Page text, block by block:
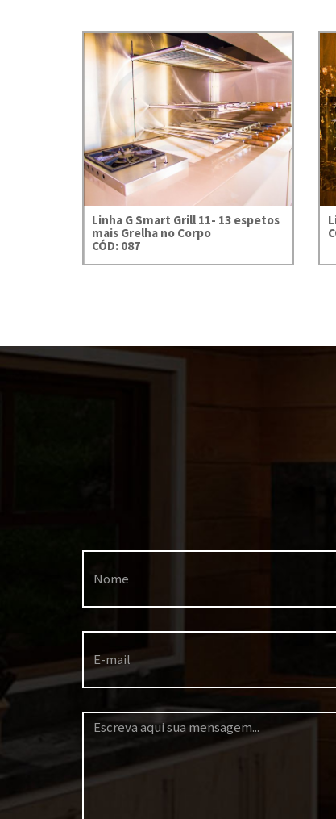
Linha G Smart Grill 11- 13 espetos
mais Grelha no Corpo
CÓD: 087
Linha G Smart
Grill 11 Espetos